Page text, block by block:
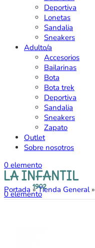
Deportiva
Lonetas
Sandalia
Sneakers
Adulto/a
Accesorios
Bailarinas
Bota
Bota trek
Deportiva
Sandalia
Sneakers
Zapato
Outlet
Sobre nosotros
0 elemento
0elemento
Portada »Tienda General»